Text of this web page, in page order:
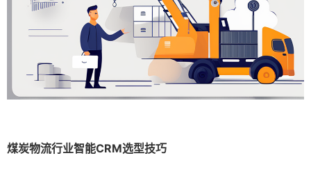
煤炭物流行业智能CRM选型技巧